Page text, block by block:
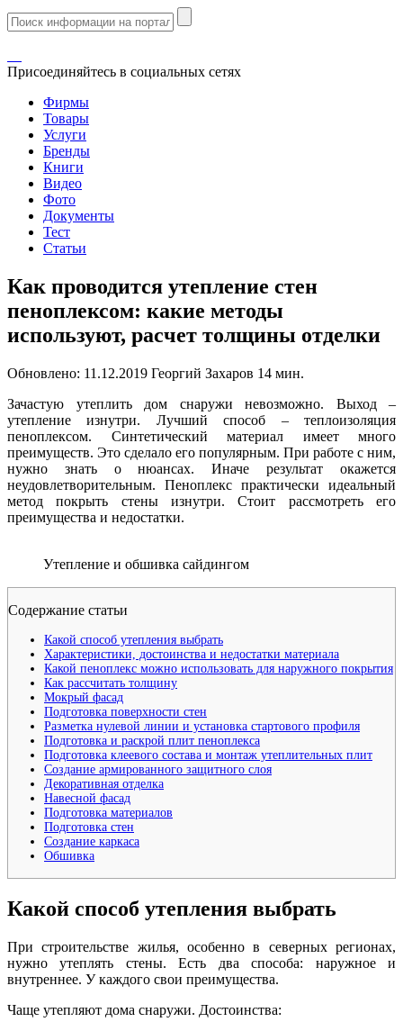
Присоединяйтесь в социальных сетях
Фирмы
Товары
Услуги
Бренды
Книги
Видео
Фото
Документы
Тест
Статьи
Как проводится утепление стен
пеноплексом: какие методы
используют, расчет толщины отделки
Обновлено: 11.12.2019 Георгий Захаров 14 мин.
Зачастую утеплить дом снаружи невозможно. Выход –
утепление изнутри. Лучший способ – теплоизоляция
пеноплексом. Синтетический материал имеет много
преимуществ. Это сделало его популярным. При работе с ним,
нужно знать о нюансах. Иначе результат окажется
неудовлетворительным. Пеноплекс практически идеальный
метод покрыть стены изнутри. Стоит рассмотреть его
преимущества и недостатки.
Утепление и обшивка сайдингом
Содержание статьи
Какой способ утепления выбрать
Характеристики, достоинства и недостатки материала
Какой пеноплекс можно использовать для наружного покрытия
Как рассчитать толщину
Мокрый фасад
Подготовка поверхности стен
Разметка нулевой линии и установка стартового профиля
Подготовка и раскрой плит пеноплекса
Подготовка клеевого состава и монтаж утеплительных плит
Создание армированного защитного слоя
Декоративная отделка
Навесной фасад
Подготовка материалов
Подготовка стен
Создание каркаса
Обшивка
Какой способ утепления выбрать
При строительстве жилья, особенно в северных регионах,
нужно утеплять стены. Есть два способа: наружное и
внутреннее. У каждого свои преимущества.
Чаще утепляют дома снаружи. Достоинства: